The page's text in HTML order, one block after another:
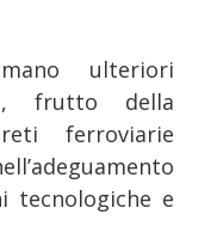
ulteriori
frutto della
ferroviarie
tecnologiche e